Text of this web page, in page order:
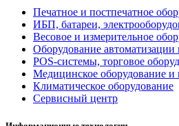
Печатное и постпечатное
ИБП, батареи,
Весовое и измерительное
Оборудование
POS-системы, торговое
Медицинское оборудование и
Климатическое оборудование
Сервисный центр